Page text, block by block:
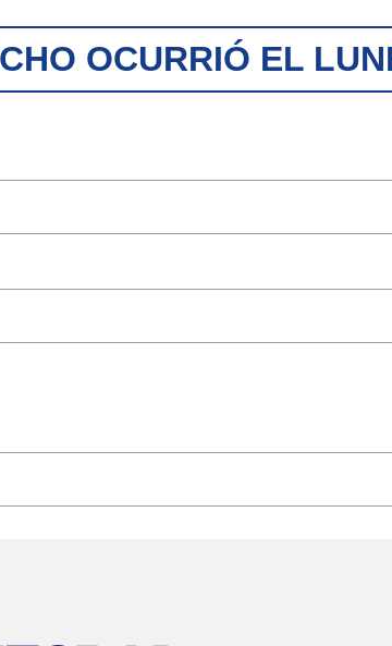
OCURRIÓ EL